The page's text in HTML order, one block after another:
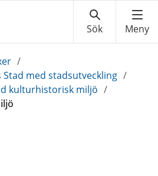
/
med stadsutveckling /
kulturhistorisk miljö /